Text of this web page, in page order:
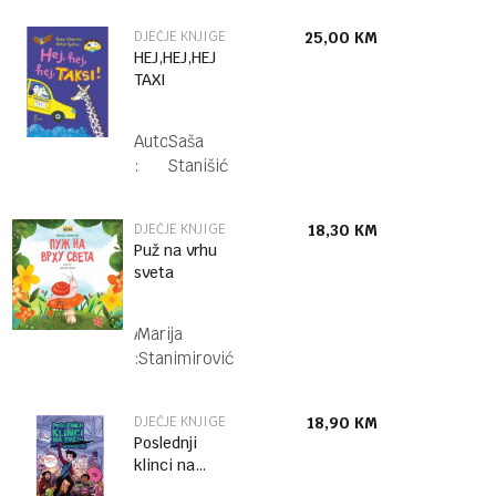
DJEČJE KNJIGE
HEJ,HEJ,HEJ
TAXI
Autor
:
Saša
Stanišić
25,00 KM
DJEČJE KNJIGE
Puž na vrhu
sveta
Autor
:
Marija
Stanimirović
18,30 KM
DJEČJE KNJIGE
Poslednji
klinci na
18,90 KM